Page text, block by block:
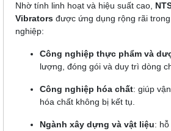
Nhờ tính linh hoạt và hiệu suất cao,
Vibrators được ứng dụng rộng rãi
nghiệp:
Công nghiệp thực phẩm và
lượng, đóng gói và duy trì dòng
Công nghiệp hóa chất: giúp
hóa chất không bị kết tụ.
Ngành xây dựng và vật liệu: